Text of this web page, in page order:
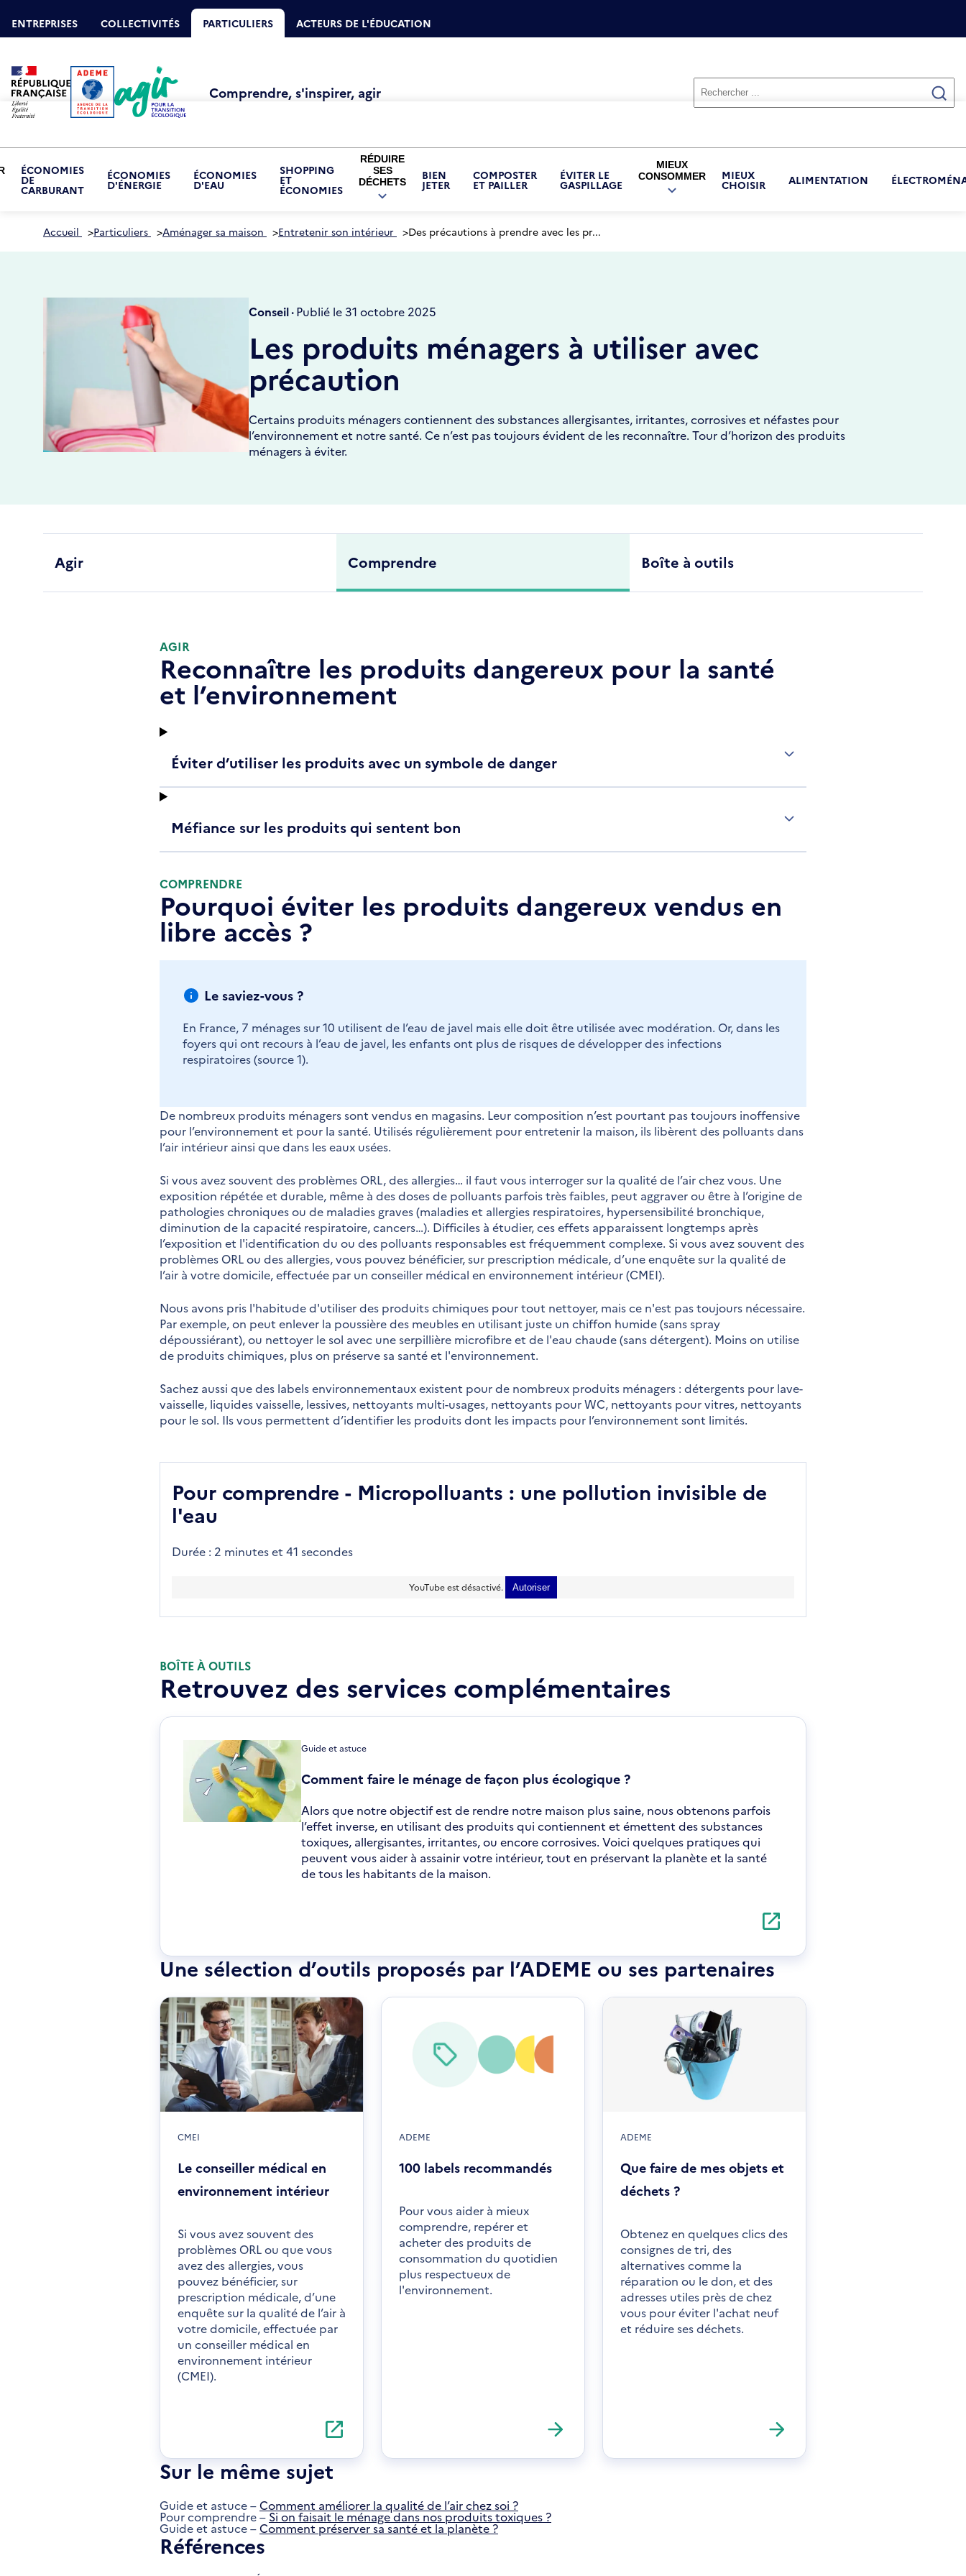
au
contenu
principal
ENTREPRISES COLLECTIVITÉS PARTICULIERS ACTEURS DE L'ÉDUCATION
Comprendre, s'inspirer, agir
ÉCONOMIES
DE
CARBURANT
ÉCONOMIES
D'ÉNERGIE
ÉCONOMIES
D'EAU
SHOPPING
ET
ÉCONOMIES
RÉDUIRE
SES
DÉCHETS
OUVRIR
MENU
RÉDUIRE
BIEN
JETER
COMPOSTER
ET PAILLER
ÉVITER LE
GASPILLAGE
MIEUX
CONSOMMER
MIEUX
CHOISIR ALIMENTATION
Accueil >Particuliers >Aménager sa maison >Entretenir son intérieur >Des précautions à prendre avec les pr...
Conseil ·Publié le 31 octobre 2025
Les produits ménagers à utiliser avec
précaution
Certains produits ménagers contiennent des substances allergisantes, irritantes, corrosives et néfastes pour
l’environnement et notre santé. Ce n’est pas toujours évident de les reconnaître. Tour d’horizon des produits
ménagers à éviter.
Agir Comprendre Boîte à outils
AGIR
Reconnaître les produits dangereux pour la santé
et l’environnement
Éviter d’utiliser les produits avec un symbole de danger
Méfiance sur les produits qui sentent bon
COMPRENDRE
Pourquoi éviter les produits dangereux vendus en
libre accès ?
Le saviez-vous ?
En France, 7 ménages sur 10 utilisent de l’eau de javel mais elle doit être utilisée avec modération. Or, dans les
foyers qui ont recours à l’eau de javel, les enfants ont plus de risques de développer des infections
respiratoires (source 1).
De nombreux produits ménagers sont vendus en magasins. Leur composition n’est pourtant pas toujours inoffensive
pour l’environnement et pour la santé. Utilisés régulièrement pour entretenir la maison, ils libèrent des polluants dans
l’air intérieur ainsi que dans les eaux usées.
Si vous avez souvent des problèmes ORL, des allergies… il faut vous interroger sur la qualité de l’air chez vous. Une
exposition répétée et durable, même à des doses de polluants parfois très faibles, peut aggraver ou être à l’origine de
pathologies chroniques ou de maladies graves (maladies et allergies respiratoires, hypersensibilité bronchique,
diminution de la capacité respiratoire, cancers…). Difficiles à étudier, ces effets apparaissent longtemps après
l’exposition et l'identification du ou des polluants responsables est fréquemment complexe. Si vous avez souvent des
problèmes ORL ou des allergies, vous pouvez bénéficier, sur prescription médicale, d’une enquête sur la qualité de
l’air à votre domicile, effectuée par un conseiller médical en environnement intérieur (CMEI).
Nous avons pris l'habitude d'utiliser des produits chimiques pour tout nettoyer, mais ce n'est pas toujours nécessaire.
Par exemple, on peut enlever la poussière des meubles en utilisant juste un chiffon humide (sans spray
dépoussiérant), ou nettoyer le sol avec une serpillière microfibre et de l'eau chaude (sans détergent). Moins on utilise
de produits chimiques, plus on préserve sa santé et l'environnement.
Sachez aussi que des labels environnementaux existent pour de nombreux produits ménagers : détergents pour lave-
vaisselle, liquides vaisselle, lessives, nettoyants multi-usages, nettoyants pour WC, nettoyants pour vitres, nettoyants
pour le sol. Ils vous permettent d’identifier les produits dont les impacts pour l’environnement sont limités.
Pour comprendre - Micropolluants : une pollution invisible de
l'eau
Durée : 2 minutes et 41 secondes
YouTube est désactivé. Autoriser
BOÎTE À OUTILS
Retrouvez des services complémentaires
Guide et astuce
Comment faire le ménage de façon plus écologique ?
Alors que notre objectif est de rendre notre maison plus saine, nous obtenons parfois
l’effet inverse, en utilisant des produits qui contiennent et émettent des substances
toxiques, allergisantes, irritantes, ou encore corrosives. Voici quelques pratiques qui
peuvent vous aider à assainir votre intérieur, tout en préservant la planète et la santé
de tous les habitants de la maison.
fenêtre
Une sélection d’outils proposés par l’ADEME ou ses partenaires
CMEI
Le conseiller médical en
environnement intérieur
Si vous avez souvent des
problèmes ORL ou que vous
avez des allergies, vous
pouvez bénéficier, sur
prescription médicale, d’une
enquête sur la qualité de l’air à
votre domicile, effectuée par
un conseiller médical en
environnement intérieur
(CMEI).
S'ouvre
dans
nouvelle
fenêtre
ADEME
100 labels recommandés
Pour vous aider à mieux
comprendre, repérer et
acheter des produits de
consommation du quotidien
plus respectueux de
l'environnement.
ADEME
Que faire de mes objets et
déchets ?
Obtenez en quelques clics des
consignes de tri, des
alternatives comme la
réparation ou le don, et des
adresses utiles près de chez
vous pour éviter l'achat neuf
et réduire ses déchets.
Sur le même sujet
Guide et astuce –Comment améliorer la qualité de l’air chez soi ?
Pour comprendre –Si on faisait le ménage dans nos produits toxiques ?
Guide et astuce –Comment préserver sa santé et la planète ?
Références